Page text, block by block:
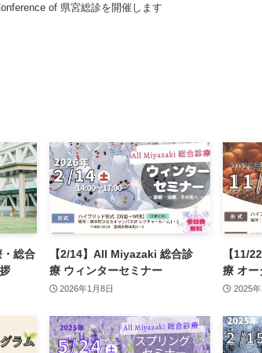
of 県宮総診を開催します
総合
【2/14】All Miyazaki 総合診
療 ウィンターセミナー
2026年1月8日
【11/
療 オー
2025